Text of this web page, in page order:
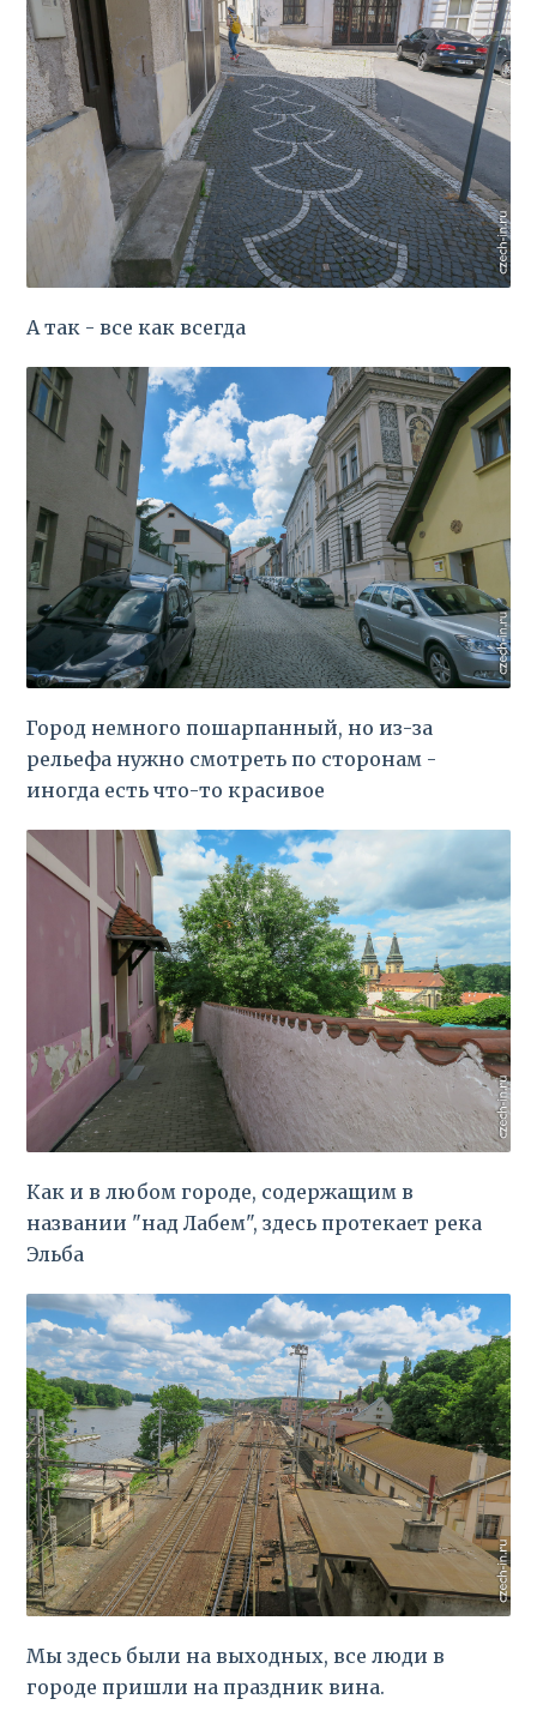
А так - все как всегда
Город немного пошарпанный, но из-за
рельефа нужно смотреть по сторонам -
иногда есть что-то красивое
Как и в любом городе, содержащим в
названии "над Лабем", здесь протекает река
Эльба
Мы здесь были на выходных, все люди в
городе пришли на праздник вина.